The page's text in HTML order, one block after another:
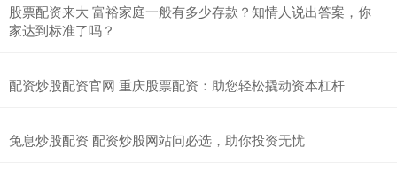
股票配资来大 富裕家庭一般有多少存款？知情人说出答案，你
家达到标准了吗？
配资炒股配资官网 重庆股票配资：助您轻松撬动资本杠杆
免息炒股配资 配资炒股网站问必选，助你投资无忧